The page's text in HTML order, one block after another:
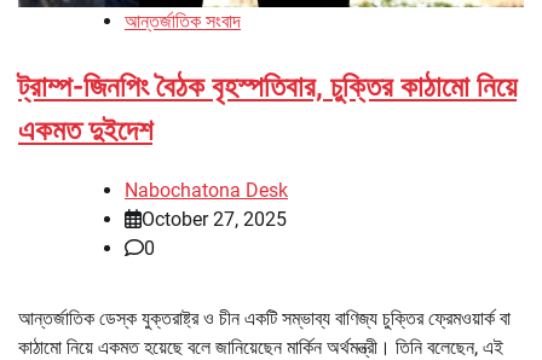
আন্তর্জাতিক সংবাদ
ট্রাম্প-জিনপিং বৈঠক বৃহস্পতিবার, চুক্তির কাঠামো নিয়ে
একমত দুইদেশ
Nabochatona Desk
October 27, 2025
0
আন্তর্জাতিক ডেস্ক যুক্তরাষ্ট্র ও চীন একটি সম্ভাব্য বাণিজ্য চুক্তির ফ্রেমওয়ার্ক বা
কাঠামো নিয়ে একমত হয়েছে বলে জানিয়েছেন মার্কিন অর্থমন্ত্রী। তিনি বলেছেন, এই